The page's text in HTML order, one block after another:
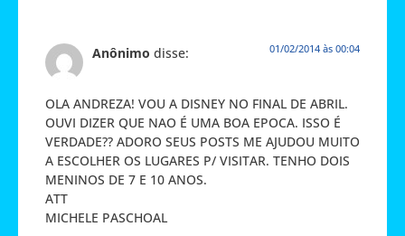
Anônimo disse: 01/02/2014 às 00:04
OLA ANDREZA! VOU A DISNEY NO FINAL DE ABRIL.
OUVI DIZER QUE NAO É UMA BOA EPOCA. ISSO É
VERDADE?? ADORO SEUS POSTS ME AJUDOU MUITO
A ESCOLHER OS LUGARES P/ VISITAR. TENHO DOIS
MENINOS DE 7 E 10 ANOS.
ATT
MICHELE PASCHOAL